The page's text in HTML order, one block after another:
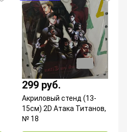
299 руб.
Акриловый стенд (13-
15см) 2D Атака Титанов,
№ 18